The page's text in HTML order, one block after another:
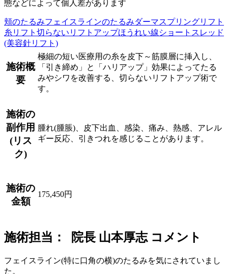
態などによって個人差があります
頬のたるみフェイスラインのたるみダーマスプリングリフト
糸リフト 切らないリフトアップほうれい線ショートスレッド
(美容針リフト)
施術概
要
極細の短い医療用の糸を皮下～筋膜層に挿入し、
「引き締め」と「ハリアップ」効果によってたる
みやシワを改善する、切らないリフトアップ術で
す。
施術の
副作用
(リス
ク)
腫れ(腫脹)、皮下出血、感染、痛み、熱感、アレル
ギー反応、引きつれを感じることがあります。
施術の
金額
175,450円
施術担当： 院長 山本厚志 コメント
フェイスライン(特に口角の横)のたるみを気にされていまし
た。